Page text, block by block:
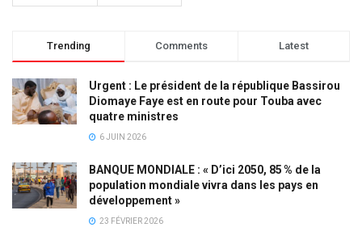
Trending Comments Latest
Urgent : Le président de la république Bassirou
Diomaye Faye est en route pour Touba avec
quatre ministres
6 JUIN 2026
BANQUE MONDIALE : « D’ici 2050, 85 % de la
population mondiale vivra dans les pays en
développement »
23 FÉVRIER 2026